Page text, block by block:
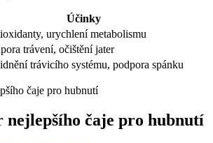
Účinky
urychlení ⁤metabolismu
⁢trávení, očištění jater
‍trávicího systému, podpora⁢ spánku
nejlepšího čaje ⁤pro hubnutí